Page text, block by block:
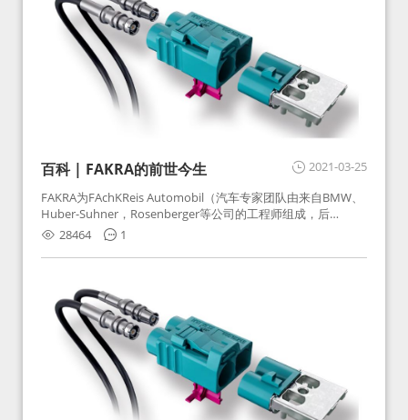
2021-03-25
百科 | FAKRA的前世今生
FAKRA为FAchKReis Automobil（汽车专家团队由来自BMW、
Huber-Suhner，Rosenberger等公司的工程师组成，后
Huber-Suhner相关连接器业务及技术在2010年并入
Rosenberger）缩写。起初为BMW需求用于车载收音机天线连
接，如今FAKRA已成为汽车行业通用标准的射频连接器，被业
28464 1